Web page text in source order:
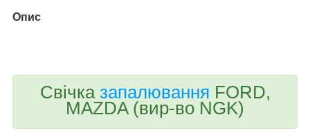
Опис
Свічка запалювання FORD,
MAZDA (вир-во NGK)